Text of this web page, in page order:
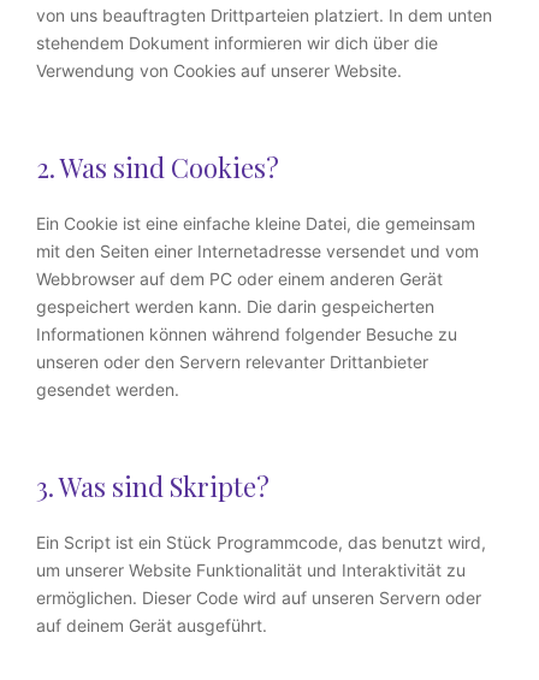
von uns beauftragten Drittparteien platziert. In dem unten
stehendem Dokument informieren wir dich über die
Verwendung von Cookies auf unserer Website.
2. Was sind Cookies?
Ein Cookie ist eine einfache kleine Datei, die gemeinsam
mit den Seiten einer Internetadresse versendet und vom
Webbrowser auf dem PC oder einem anderen Gerät
gespeichert werden kann. Die darin gespeicherten
Informationen können während folgender Besuche zu
unseren oder den Servern relevanter Drittanbieter
gesendet werden.
3. Was sind Skripte?
Ein Script ist ein Stück Programmcode, das benutzt wird,
um unserer Website Funktionalität und Interaktivität zu
ermöglichen. Dieser Code wird auf unseren Servern oder
auf deinem Gerät ausgeführt.